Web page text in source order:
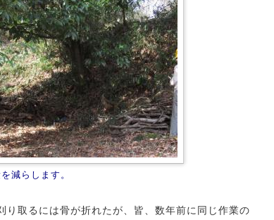
減らします。
り取るには骨が折れたが、皆、数年前に同じ作業の